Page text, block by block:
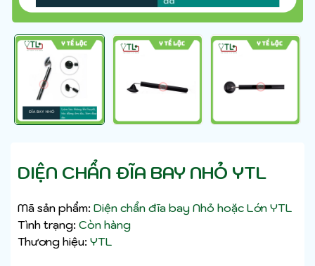
DIỆN CHẨN ĐĨA BAY NHỎ YTL
Mã sản phẩm: Diện chẩn đĩa bay Nhỏ hoặc Lớn YTL
Tình trạng: Còn hàng
Thương hiệu: YTL